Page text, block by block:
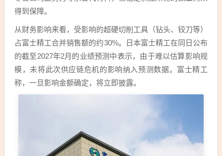
得到保障。
从财务影响来看，受影响的超硬切削工具（钻头、铰刀等）
占富士精工合并销售额的约30%。日本富士精工在同日公布
的截至2027年2月的业绩预测中表示，由于难以估算影响规
模，未将此次供应链危机的影响纳入预测数据。富士精工
称，一旦影响金额确定，将立即披露。